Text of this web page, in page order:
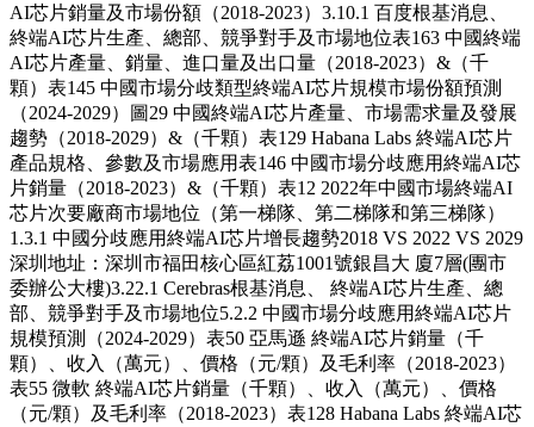
AI芯片銷量及市場份額（2018-2023）3.10.1 百度根基消息、
終端AI芯片生產、總部、競爭對手及市場地位表163 中國終端
AI芯片產量、銷量、進口量及出口量（2018-2023）&（千
顆）表145 中國市場分歧類型終端AI芯片規模市場份額預測
（2024-2029）圖29 中國終端AI芯片產量、市場需求量及發展
趨勢（2018-2029）&（千顆）表129 Habana Labs 終端AI芯片
產品規格、參數及市場應用表146 中國市場分歧應用終端AI芯
片銷量（2018-2023）&（千顆）表12 2022年中國市場終端AI
芯片次要廠商市場地位（第一梯隊、第二梯隊和第三梯隊）
1.3.1 中國分歧應用終端AI芯片增長趨勢2018 VS 2022 VS 2029
深圳地址：深圳市福田核心區紅荔1001號銀昌大 廈7層(團市
委辦公大樓)3.22.1 Cerebras根基消息、 終端AI芯片生產、總
部、競爭對手及市場地位5.2.2 中國市場分歧應用終端AI芯片
規模預測（2024-2029）表50 亞馬遜 終端AI芯片銷量（千
顆）、收入（萬元）、價格（元/顆）及毛利率（2018-2023）
表55 微軟 終端AI芯片銷量（千顆）、收入（萬元）、價格
（元/顆）及毛利率（2018-2023）表128 Habana Labs 終端AI芯